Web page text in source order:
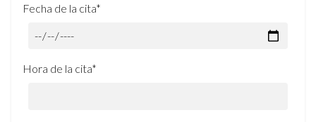
Fecha de la cita*
Hora de la cita*